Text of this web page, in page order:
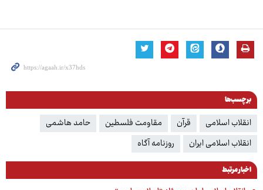
برچسب‌ها
انقلاب اسلامی قرآن مقاومت فلسطین
حامد هاشمی
انقلاب اسلامی ایران
روزنامه آگاه
اخبار مرتبط